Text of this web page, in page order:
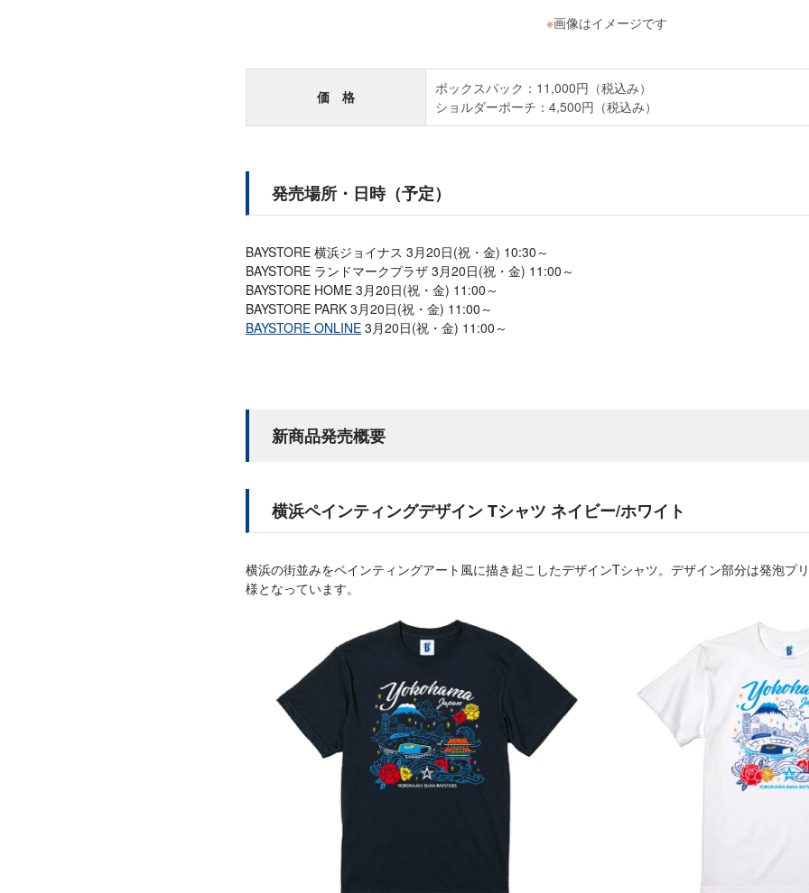
※画像はイメージです
価 格
ボックスパック：11,000円（税込み）
ショルダーポーチ：4,500円（税込み）
発売場所・日時（予定）
BAYSTORE 横浜ジョイナス 3月20日(祝・金) 10:30～
BAYSTORE ランドマークプラザ 3月20日(祝・金) 11:00～
BAYSTORE HOME 3月20日(祝・金) 11:00～
BAYSTORE PARK 3月20日(祝・金) 11:00～
BAYSTORE ONLINE 3月20日(祝・金) 11:00～
新商品発売概要
横浜ペインティングデザイン Tシャツ ネイビー/ホワイト
横浜の街並みをペインティングアート風に描き起こしたデザインTシャツ。デザイン部分は発泡プ
様となっています。